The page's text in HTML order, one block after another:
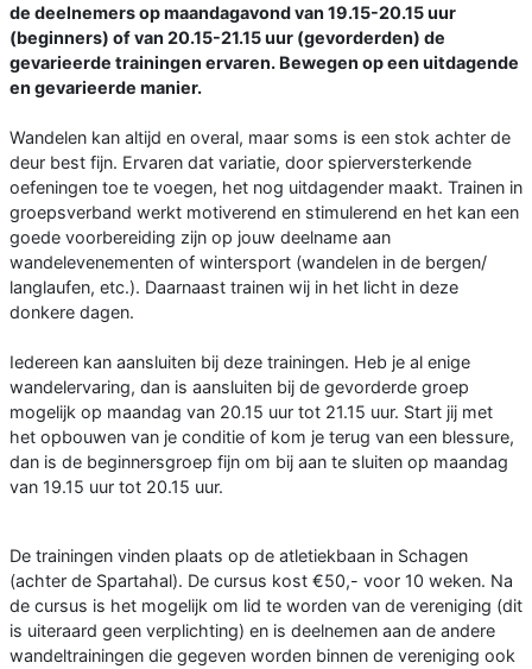
de deelnemers op maandagavond van 19.15-20.15 uur
(beginners) of van 20.15-21.15 uur (gevorderden) de
gevarieerde trainingen ervaren. Bewegen op een uitdagende
en gevarieerde manier.
Wandelen kan altijd en overal, maar soms is een stok achter de
deur best fijn. Ervaren dat variatie, door spierversterkende
oefeningen toe te voegen, het nog uitdagender maakt. Trainen in
groepsverband werkt motiverend en stimulerend en het kan een
goede voorbereiding zijn op jouw deelname aan
wandelevenementen of wintersport (wandelen in de bergen/
langlaufen, etc.). Daarnaast trainen wij in het licht in deze
donkere dagen.
Iedereen kan aansluiten bij deze trainingen. Heb je al enige
wandelervaring, dan is aansluiten bij de gevorderde groep
mogelijk op maandag van 20.15 uur tot 21.15 uur. Start jij met
het opbouwen van je conditie of kom je terug van een blessure,
dan is de beginnersgroep fijn om bij aan te sluiten op maandag
van 19.15 uur tot 20.15 uur.
De trainingen vinden plaats op de atletiekbaan in Schagen
(achter de Spartahal). De cursus kost €50,- voor 10 weken. Na
de cursus is het mogelijk om lid te worden van de vereniging (dit
is uiteraard geen verplichting) en is deelnemen aan de andere
wandeltrainingen die gegeven worden binnen de vereniging ook